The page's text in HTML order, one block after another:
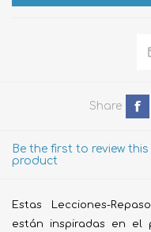
Share
Be the first to review this
product
Estas Lecciones-
están inspiradas en el